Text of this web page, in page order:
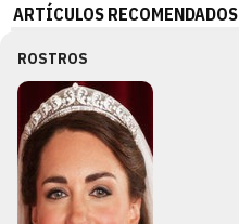
ARTÍCULOS RECOMENDADOS
ROSTROS